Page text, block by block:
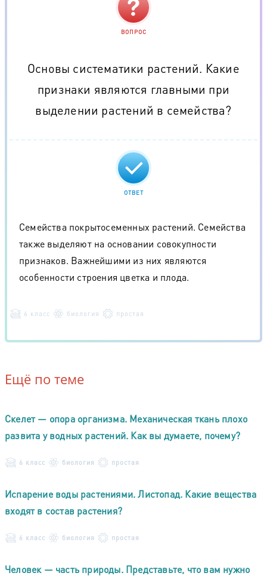
ВОПРОС
Основы систематики растений. Какие
признаки являются главными при
выделении растений в семейства?
ОТВЕТ
Семейства покрытосеменных растений. Семейства
также выделяют на основании совокупности
признаков. Важнейшими из них являются
особенности строения цветка и плода.
6 класс биология простая
Ещё по теме
Скелет — опора организма. Механическая ткань плохо
развита у водных растений. Как вы думаете, почему?
6 класс биология простая
Испарение воды растениями. Листопад. Какие вещества
входят в состав растения?
6 класс биология простая
Человек — часть природы. Представьте, что вам нужно